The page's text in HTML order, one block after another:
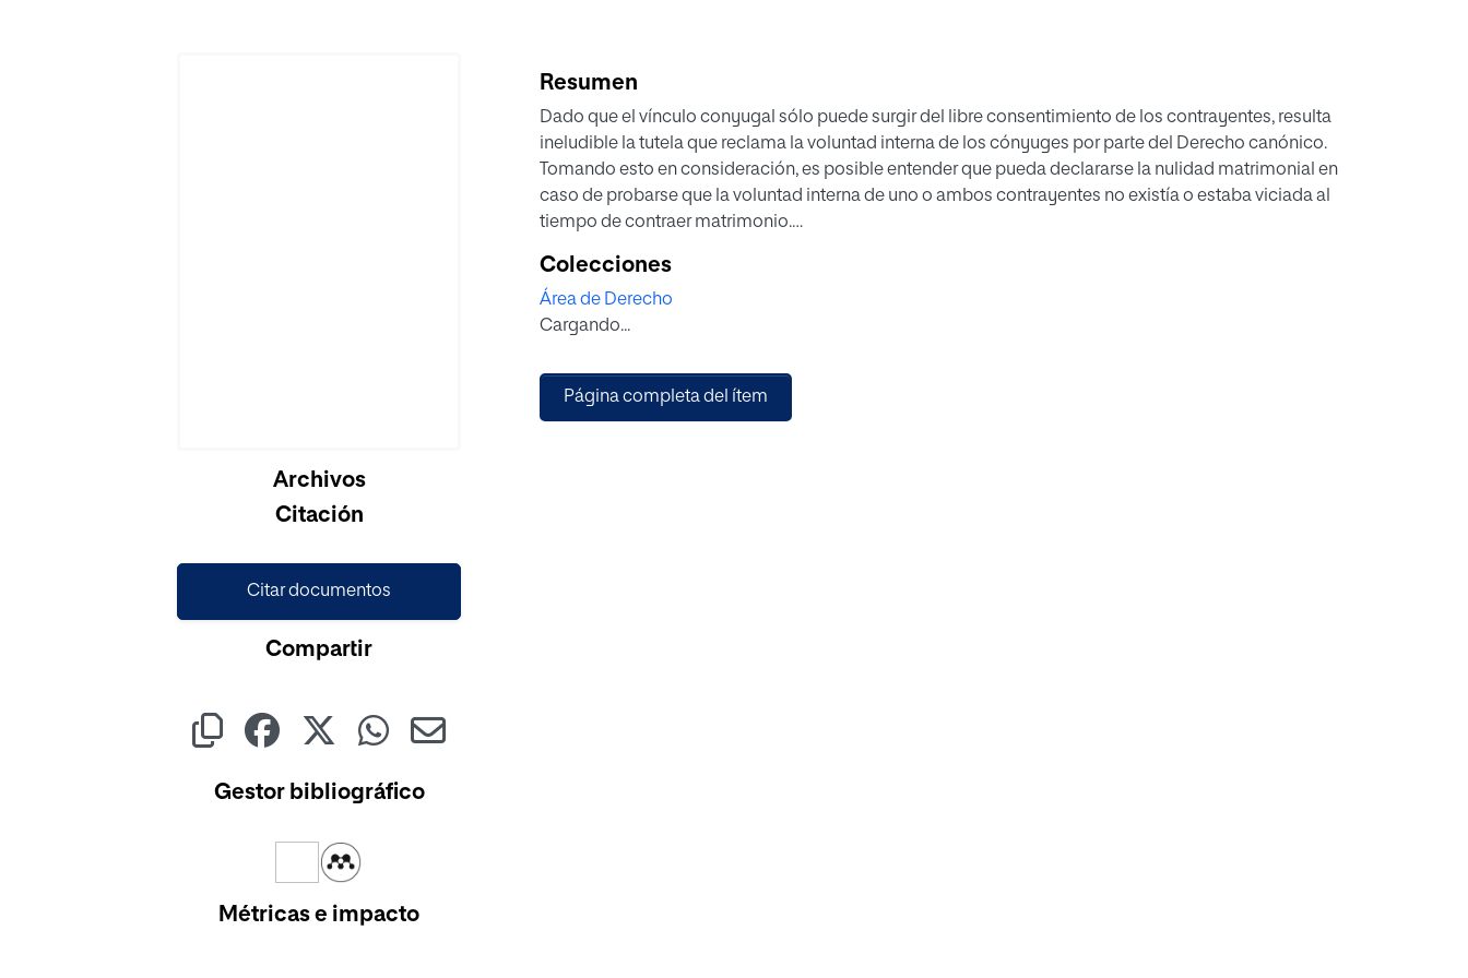
Archivos
Citación
Citar documentos
Compartir
Gestor bibliográfico
Métricas e impacto
Resumen
Dado que el vínculo conyugal sólo puede surgir del libre consentimiento de los contrayentes, resulta
ineludible la tutela que reclama la voluntad interna de los cónyuges por parte del Derecho canónico.
Tomando esto en consideración, es posible entender que pueda declararse la nulidad matrimonial en
caso de probarse que la voluntad interna de uno o ambos contrayentes no existía o estaba viciada al
tiempo de contraer matrimonio.
recogido en el canon 1.057, mientras que el precepto que regula la incapacidad consensual es el 1.095.
Allí se contempla que la concurrencia de enfermedad mental o trastorno psíquico -como el trastorno
de la personalidad antisocial y el trastorno narcisista que se estudian en el presente trabajo- pueden
la causa directa de la nulidad matrimonial, sino que la causa de nulidad es la propia incapacidad para
el consentimiento.
Colecciones
Área de Derecho
Cargando...
Página completa del ítem